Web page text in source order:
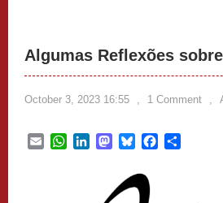
Algumas Reflexões
October 3, 2023 16:55 , 1 Comment ,
EmailWhatsApp
LinkedInMastodon
BlueskyFacebook